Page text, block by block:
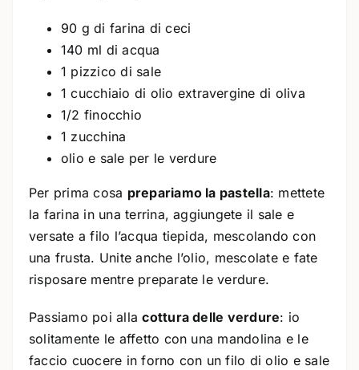
90 g di farina di ceci
140 ml di acqua
1 pizzico di sale
1 cucchiaio di olio extravergine di oliva
1/2 finocchio
1 zucchina
olio e sale per le verdure
Per prima cosa prepariamo la pastella: mettete
la farina in una terrina, aggiungete il sale e
versate a filo l’acqua tiepida, mescolando con
una frusta. Unite anche l’olio, mescolate e fate
risposare mentre preparate le verdure.
Passiamo poi allacottura delle verdure: io
solitamente le affetto con una mandolina e le
faccio cuocere in forno con un filo di olio e sale